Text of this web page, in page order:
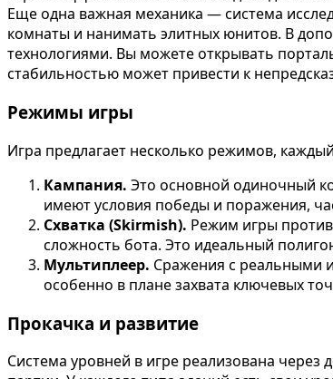
Еще одна важная механика — система
комнаты и нанимать элитных юнитов. В
технологиями. Вы можете открывать
стабильностью может привести к
Режимы игры
Игра предлагает несколько режимов,
Кампания. Это основной одиночный
имеют условия победы и поражения,
Схватка (Skirmish). Режим игры против
сложность бота. Это идеальный
Мультиплеер. Сражения с реальными
особенно в плане захвата ключевых
Прокачка и развитие
Система уровней в игре реализована через